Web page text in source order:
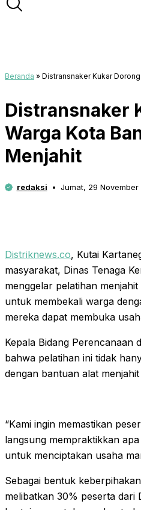
Beranda » Distransnaker Kukar
Distransnaker
Warga Kota
Menjahit
redaksi Jumat, 29 November
Distriknews.co, Kutai
masyarakat, Dinas Tenaga
menggelar pelatihan
untuk membekali warga
mereka dapat membuka
Kepala Bidang Perencanaan
bahwa pelatihan ini tidak
dengan bantuan alat
“Kami ingin memastikan
langsung mempraktikkan
untuk menciptakan usaha
Sebagai bentuk
melibatkan 30% peserta dari